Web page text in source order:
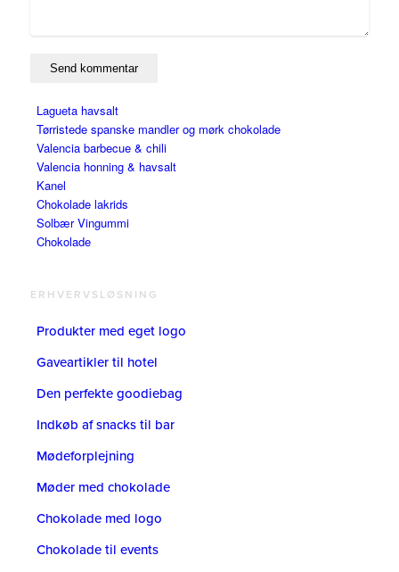
Lagueta havsalt
Tørristede spanske mandler og mørk chokolade
Valencia barbecue & chili
Valencia honning & havsalt
Kanel
Chokolade lakrids
Solbær Vingummi
Chokolade
ERHVERVSLØSNING
Produkter med eget logo
Gaveartikler til hotel
Den perfekte goodiebag
Indkøb af snacks til bar
Mødeforplejning
Møder med chokolade
Chokolade med logo
Chokolade til events